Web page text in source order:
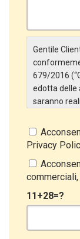
Gentile
679/2016
edotta delle
saranno
particolare:
Titolare del
Il Titolare del
sede in Via
Ariccia
propri diritti
Oggetto
Privacy
11+28=?